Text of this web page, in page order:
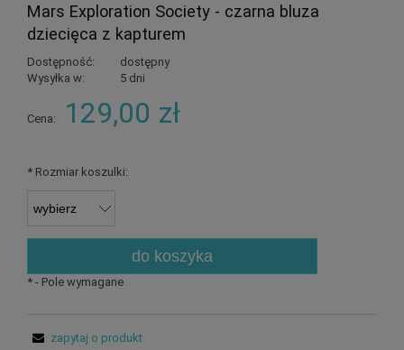
Mars Exploration Society - czarna bluza
dziecięca z kapturem
Dostępność:
dostępny
Wysyłka w:
5 dni
Cena: 129,00 zł
*Rozmiar koszulki:
do koszyka
*- Pole wymagane
zapytaj o produkt